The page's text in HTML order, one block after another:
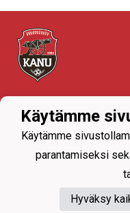
Powered by
Käytämme
Käytämme
parantamiseksi
Hyväksy